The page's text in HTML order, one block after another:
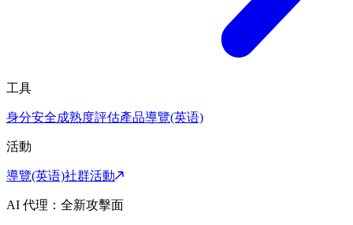
工具
身分安全成熟度評估產品導覽(英语)
活動
導覽(英语)社群活動
AI 代理：全新攻擊面